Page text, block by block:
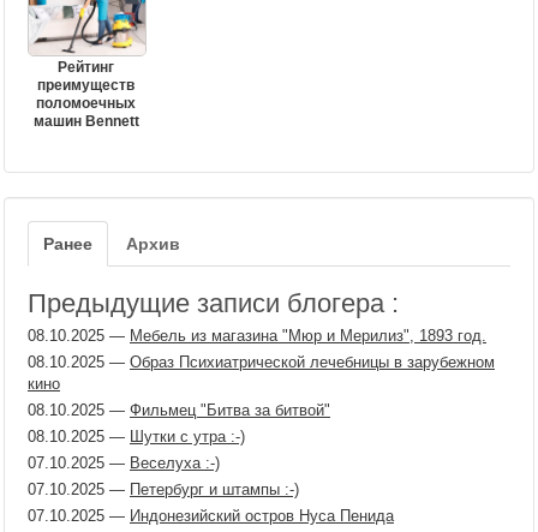
Рейтинг
преимуществ
поломоечных
машин Bennett
Ранее Архив
Предыдущие записи блогера :
08.10.2025 — Мебель из магазина "Мюр и Мерилиз", 1893 год.
08.10.2025 — Образ Психиатрической лечебницы в зарубежном
кино
08.10.2025 — Фильмец "Битва за битвой"
08.10.2025 — Шутки с утра :-)
07.10.2025 — Веселуха :-)
07.10.2025 — Петербург и штампы :-)
07.10.2025 — Индонезийский остров Нуса Пенида